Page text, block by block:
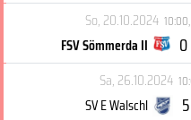
So, 20.10.2024 10:00,
FSV Sömmerda II
Sa, 26.10.2024
SV E Walschl